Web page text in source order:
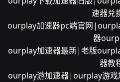
速器兑
ourplay加速器pc端官网
器
ourplay加速器最新|老版
器教
ourplay游加速器|ourplay游